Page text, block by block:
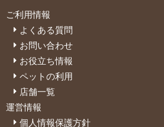
ご利用情報
よくある質問
お問い合わせ
お役立ち情報
ペットの利用
店舗一覧
運営情報
個人情報保護方針